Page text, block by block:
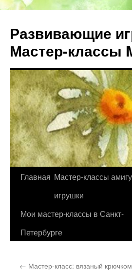
Развивающие
Мастер-классы
Перейти
содержимому
Главная Мастер-классы
игрушки
Мои мастер-классы в Санкт-
Петербурге
← Мастер-класс: вязаный